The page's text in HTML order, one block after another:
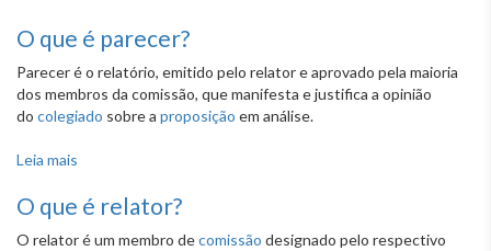
O que é parecer?
Parecer é o relatório, emitido pelo relator e aprovado pela maioria
dos membros da comissão, que manifesta e justifica a opinião
do colegiado sobre a proposição em análise.
Leia mais
O que é relator?
O relator é um membro decomissão designado pelo respectivo